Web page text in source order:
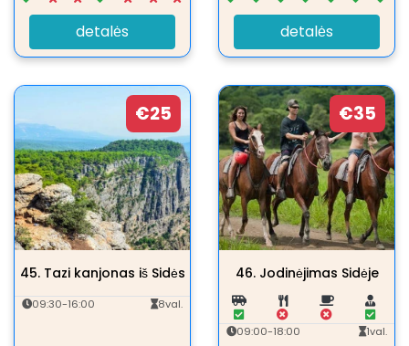
detalės detalės
€25
45. Tazi kanjonas iš Sidės
09:30-16:00 8val.
€35
46. Jodinėjimas Sidėje
09:00-18:00 1val.